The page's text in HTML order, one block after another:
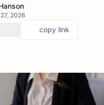
2026
copy link